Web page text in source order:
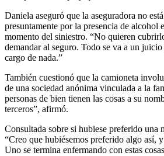
Daniela aseguró que la aseguradora no
presuntamente por la presencia de alcohol
momento del siniestro. “No quieren
demandar al seguro. Todo se va a un
cargo de nada.”
También cuestionó que la camioneta
de una sociedad anónima vinculada a la
personas de bien tienen las cosas a su
terceros”, afirmó.
Consultada sobre si hubiese preferido una
“Creo que hubiésemos preferido algo así,
Uno se termina enfermando con estas